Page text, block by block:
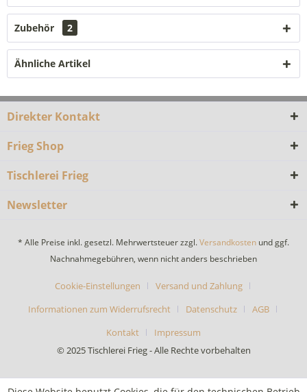
Zubehör 2
Ähnliche Artikel
Direkter Kontakt
Frieg Shop
Tischlerei Frieg
Newsletter
* Alle Preise inkl. gesetzl. Mehrwertsteuer zzgl.Versandkosten und ggf.
Nachnahmegebühren, wenn nicht anders beschrieben
Cookie-Einstellungen
Versand und Zahlung
Informationen zum Widerrufsrecht
Datenschutz
AGB
Kontakt
Impressum
© 2025 Tischlerei Frieg - Alle Rechte vorbehalten